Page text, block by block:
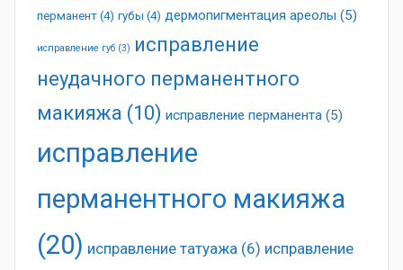
перманент (4) губы (4) дермопигментация ареолы (5)
исправление губ (3) исправление
неудачного перманентного
макияжа (10) исправление перманента (5)
исправление
перманентного макияжа
(20) исправление татуажа (6) исправление